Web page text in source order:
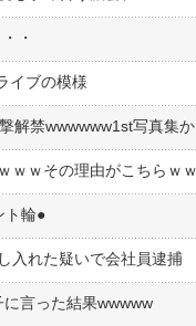
・
イブの模様
ｗｗその理由がこちらｗ
ト輪●︎
入れた疑いで会社員逮
言った結果wwwww